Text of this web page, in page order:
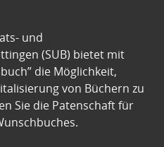
und
(SUB) bietet mit
die Möglichkeit,
von Büchern zu
Sie die Patenschaft für